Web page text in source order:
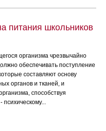
питания школьников
организма чрезвычайно
обеспечивать поступление
составляют основу
органов и тканей, и
способствуя